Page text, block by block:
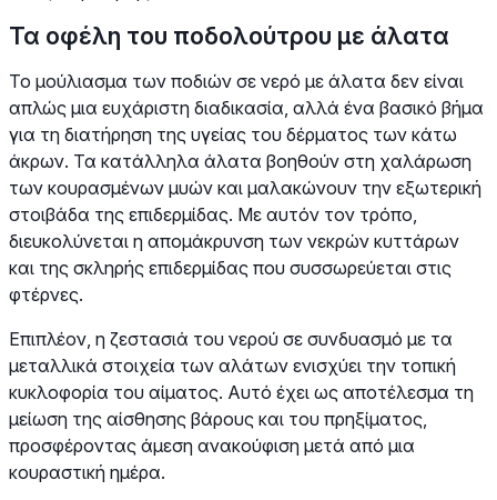
Τα οφέλη του ποδολούτρου με άλατα
Το μούλιασμα των ποδιών σε νερό με άλατα δεν είναι
απλώς μια ευχάριστη διαδικασία, αλλά ένα βασικό βήμα
για τη διατήρηση της υγείας του δέρματος των κάτω
άκρων. Τα κατάλληλα άλατα βοηθούν στη χαλάρωση
των κουρασμένων μυών και μαλακώνουν την εξωτερική
στοιβάδα της επιδερμίδας. Με αυτόν τον τρόπο,
διευκολύνεται η απομάκρυνση των νεκρών κυττάρων
και της σκληρής επιδερμίδας που συσσωρεύεται στις
φτέρνες.
Επιπλέον, η ζεστασιά του νερού σε συνδυασμό με τα
μεταλλικά στοιχεία των αλάτων ενισχύει την τοπική
κυκλοφορία του αίματος. Αυτό έχει ως αποτέλεσμα τη
μείωση της αίσθησης βάρους και του πρηξίματος,
προσφέροντας άμεση ανακούφιση μετά από μια
κουραστική ημέρα.